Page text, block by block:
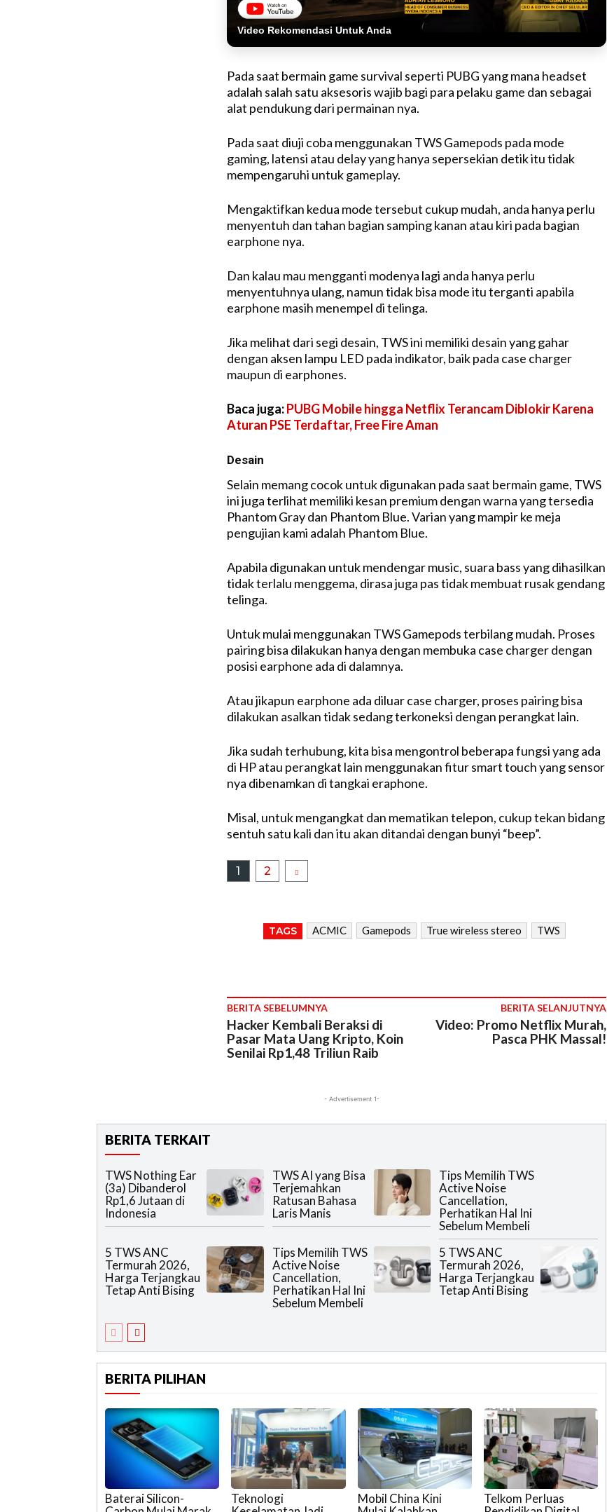
Video Rekomendasi Untuk Anda
Pada saat bermain game survival seperti PUBG yang mana headset
adalah salah satu aksesoris wajib bagi para pelaku game dan sebagai
alat pendukung dari permainan nya.
Pada saat diuji coba menggunakan TWS Gamepods pada mode
gaming, latensi atau delay yang hanya sepersekian detik itu tidak
mempengaruhi untuk gameplay.
Mengaktifkan kedua mode tersebut cukup mudah, anda hanya perlu
menyentuh dan tahan bagian samping kanan atau kiri pada bagian
earphone nya.
Dan kalau mau mengganti modenya lagi anda hanya perlu
menyentuhnya ulang, namun tidak bisa mode itu terganti apabila
earphone masih menempel di telinga.
Jika melihat dari segi desain, TWS ini memiliki desain yang gahar
dengan aksen lampu LED pada indikator, baik pada case charger
maupun di earphones.
Baca juga:PUBG Mobile hingga Netflix Terancam Diblokir Karena
Aturan PSE Terdaftar, Free Fire Aman
Desain
Selain memang cocok untuk digunakan pada saat bermain game, TWS
ini juga terlihat memiliki kesan premium dengan warna yang tersedia
Phantom Gray dan Phantom Blue. Varian yang mampir ke meja
pengujian kami adalah Phantom Blue.
Apabila digunakan untuk mendengar music, suara bass yang dihasilkan
tidak terlalu menggema, dirasa juga pas tidak membuat rusak gendang
telinga.
Untuk mulai menggunakan TWS Gamepods terbilang mudah. Proses
pairing bisa dilakukan hanya dengan membuka case charger dengan
posisi earphone ada di dalamnya.
Atau jikapun earphone ada diluar case charger, proses pairing bisa
dilakukan asalkan tidak sedang terkoneksi dengan perangkat lain.
Jika sudah terhubung, kita bisa mengontrol beberapa fungsi yang ada
di HP atau perangkat lain menggunakan fitur smart touch yang sensor
nya dibenamkan di tangkai eraphone.
Misal, untuk mengangkat dan mematikan telepon, cukup tekan bidang
sentuh satu kali dan itu akan ditandai dengan bunyi “beep”.
1 2
TAGS ACMIC Gamepods True wireless stereo TWS
BERITA SEBELUMNYA
Hacker Kembali Beraksi di
Pasar Mata Uang Kripto, Koin
Senilai Rp1,48 Triliun Raib
BERITA SELANJUTNYA
Video: Promo Netflix Murah,
Pasca PHK Massal!
- Advertisement 1-
BERITA TERKAIT
TWS Nothing Ear
(3a) Dibanderol
Rp1,6 Jutaan di
Indonesia
TWS AI yang Bisa
Terjemahkan
Ratusan Bahasa
Laris Manis
Tips Memilih TWS
Active Noise
Cancellation,
Perhatikan Hal Ini
Sebelum Membeli
5 TWS ANC
Termurah 2026,
Harga Terjangkau
Tetap Anti Bising
Tips Memilih TWS
Active Noise
Cancellation,
Perhatikan Hal Ini
Sebelum Membeli
5 TWS ANC
Termurah 2026,
Harga Terjangkau
Tetap Anti Bising
BERITA PILIHAN
Baterai Silicon-
Teknologi
Mobil China Kini
Telkom Perluas